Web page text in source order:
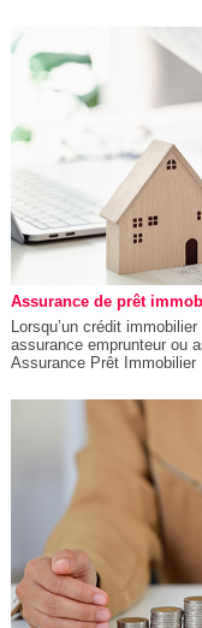
Assurance de prêt
Lorsqu’un crédit
assurance emprunteur ou
Assurance Prêt Immobilier